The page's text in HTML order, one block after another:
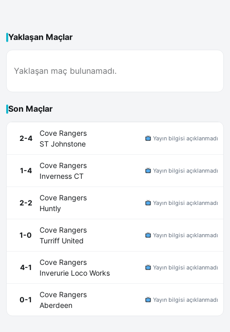
Yaklaşan Maçlar
Yaklaşan maç bulunamadı.
Son Maçlar
2-4
Cove Rangers
ST Johnstone
Yayın bilgisi açıklanmadı
1-4
Cove Rangers
Inverness CT
Yayın bilgisi açıklanmadı
2-2
Cove Rangers
Huntly
Yayın bilgisi açıklanmadı
1-0
Cove Rangers
Turriff United
Yayın bilgisi açıklanmadı
4-1
Cove Rangers
Inverurie Loco Works
Yayın bilgisi açıklanmadı
0-1
Cove Rangers
Aberdeen
Yayın bilgisi açıklanmadı